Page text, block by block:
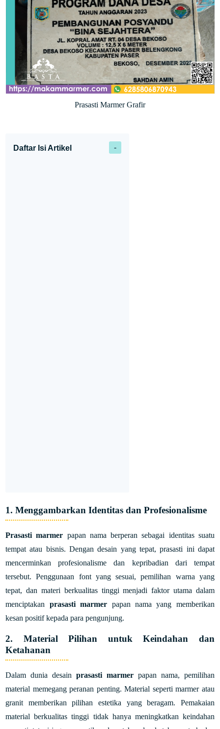
Prasasti Marmer Grafir
Daftar Isi Artikel
1. Menggambarkan Identitas dan Profesionalisme
Prasasti marmer papan nama berperan sebagai identitas suatu
tempat atau bisnis. Dengan desain yang tepat, prasasti ini dapat
mencerminkan profesionalisme dan kepribadian dari tempat
tersebut. Penggunaan font yang sesuai, pemilihan warna yang
tepat, dan materi berkualitas tinggi menjadi faktor utama dalam
menciptakan prasasti marmer papan nama yang memberikan
kesan positif kepada para pengunjung.
2. Material Pilihan untuk Keindahan dan
Ketahanan
Dalam dunia desainprasasti marmerpapan nama, pemilihan
material memegang peranan penting. Material seperti marmer atau
granit memberikan pilihan estetika yang beragam. Pemakaian
material berkualitas tinggi tidak hanya meningkatkan keindahan